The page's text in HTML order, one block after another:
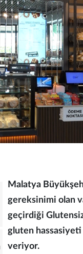
Malatya
gereksinimi olan
geçirdiği
gluten
veriyor.